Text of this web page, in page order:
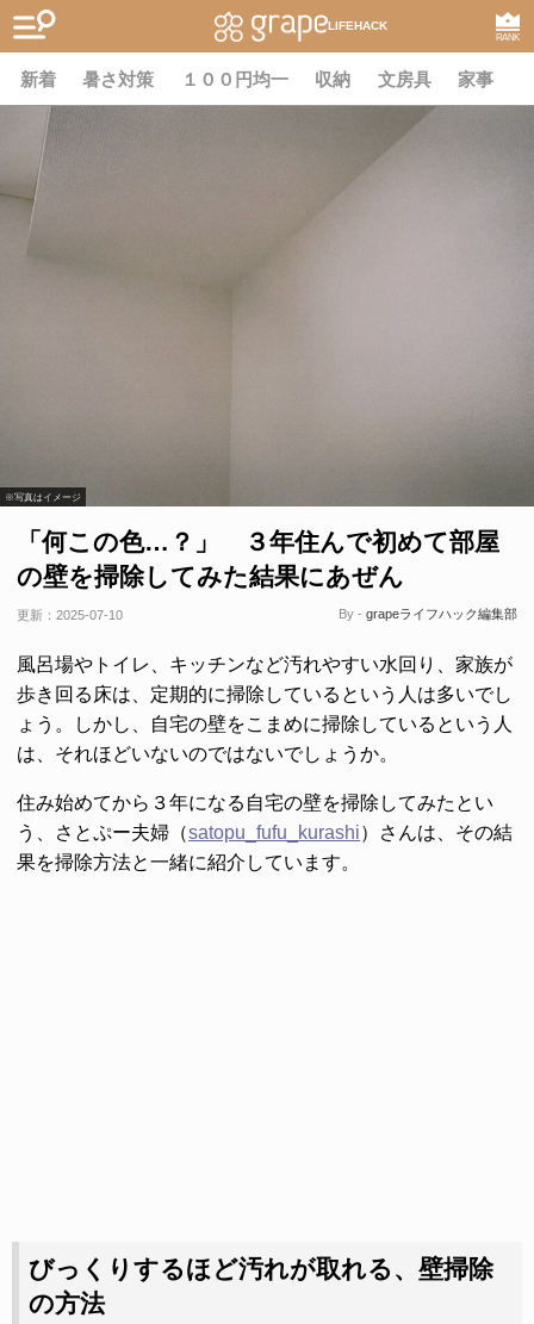
LIFEHACK
RANK
新着 暑さ対策 １００円均一 収納 文房具 家事
※写真はイメージ
「何この色…？」 ３年住んで初めて部屋
の壁を掃除してみた結果にあぜん
更新： 2025-07-10 By - grapeライフハック編集部
風呂場やトイレ、キッチンなど汚れやすい水回り、家族が
歩き回る床は、定期的に掃除しているという人は多いでし
ょう。しかし、自宅の壁をこまめに掃除しているという人
は、それほどいないのではないでしょうか。
住み始めてから３年になる自宅の壁を掃除してみたとい
う、さとぷー夫婦（satopu_fufu_kurashi）さんは、その結
果を掃除方法と一緒に紹介しています。
びっくりするほど汚れが取れる、壁掃除
の方法